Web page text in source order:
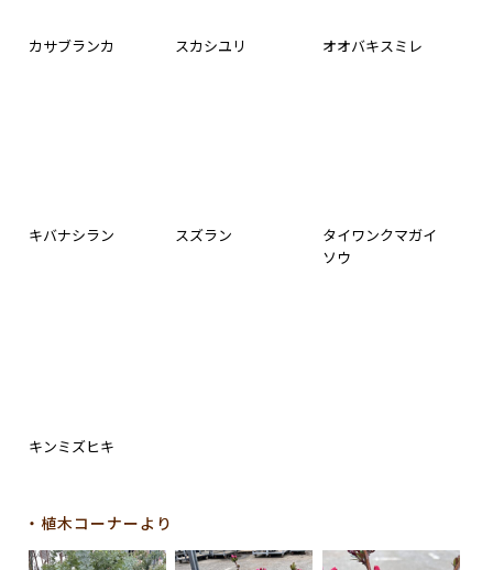
カサブランカ スカシユリ オオバキスミレ
キバナシラン スズラン
タイワンクマガイ
ソウ
キンミズヒキ
・植木コーナーより